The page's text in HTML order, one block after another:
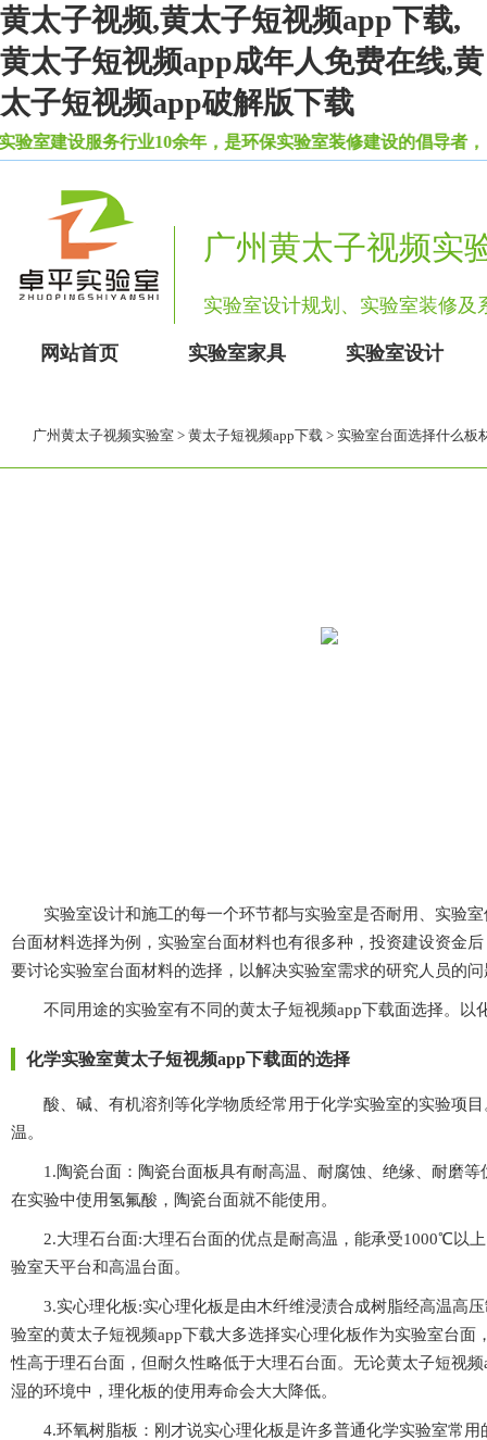
黄太子视频,黄太子短视频app下载,
黄太子短视频app成年人免费在线,黄
太子短视频app破解版下载
建设服务行业10余年，是环保实验室装修建设的倡导者
广州黄太子视频实
实验室设计规划、实验室装修
网站首页 实验室家具 实验室设计
广州黄太子视频实验室 > 黄太子短视频app下载 > 实验室台面选择什么板
实验室设计和施工的每一个环节都与实验室是否耐用、实验室使
台面材料选择为例，实验室台面材料也有很多种，投资建设资金后
要讨论实验室台面材料的选择，以解决实验室需求的研究人员的问题
不同用途的实验室有不同的黄太子短视频app下载面选择。以化
化学实验室黄太子短视频app下载面的选择
酸、碱、有机溶剂等化学物质经常用于化学实验室的实验项目
温。
1.陶瓷台面：陶瓷台面板具有耐高温、耐腐蚀、绝缘、
在实验中使用氢氟酸，陶瓷台面就不能使用。
2.大理石台面:大理石台面的优点是耐高温，能承受1000℃以上的温
验室天平台和高温台面。
3.实心理化板:实心理化板是由木纤维浸渍合成树脂经高温高压制成的
验室的黄太子短视频app下载大多选择实心理化板作为实验室台面，
性高于理石台面，但耐久性略低于大理石台面。无论黄太子短视
湿的环境中，理化板的使用寿命会大大降低。
4.环氧树脂板：刚才说实心理化板是许多普通化学实验室常用的